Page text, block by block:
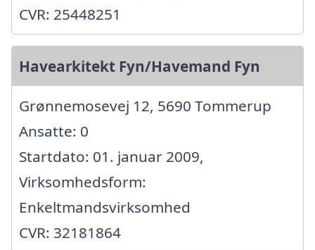
CVR: 25448251
Havearkitekt Fyn/Havemand Fyn
Grønnemosevej 12, 5690 Tommerup
Ansatte: 0
Startdato: 01. januar 2009,
Virksomhedsform:
Enkeltmandsvirksomhed
CVR: 32181864